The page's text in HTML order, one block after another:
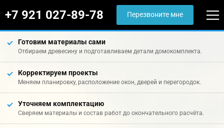
+7 921 027-89-78 Перезвоните мне
Готовим материалы сами
Отбираем древесину и подготавливаем детали домокомплекта.
Корректируем проекты
Меняем планировку, расположение окон, дверей и перегородок.
Уточняем комплектацию
Сверяем материалы и состав работ до окончательного расчёта.